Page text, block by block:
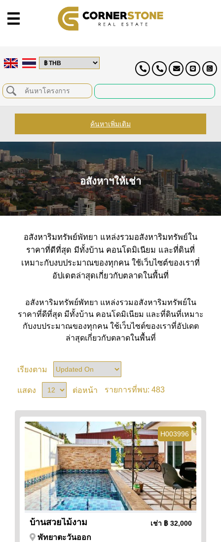
ค้นหาเพิ่มเติม
อสังหาฯให้เช่า
อสังหาริมทรัพย์พัทยา แหล่งรวมอสังหาริมทรัพย์ใน
ราคาที่ดีที่สุด มีทั้งบ้าน คอนโดมิเนียม และที่ดินที่
เหมาะกับงบประมาณของทุกคน ใช้เว็บไซต์ของเราที่
อัปเดตล่าสุดเกี่ยวกับตลาดในพื้นที่
อสังหาริมทรัพย์พัทยา แหล่งรวมอสังหาริมทรัพย์ใน
ราคาที่ดีที่สุด มีทั้งบ้าน คอนโดมิเนียม และที่ดินที่เหมาะ
กับงบประมาณของทุกคน ใช้เว็บไซต์ของเราที่อัปเดต
ล่าสุดเกี่ยวกับตลาดในพื้นที่
เรียงตาม
แสดง ต่อหน้า รายการที่พบ: 483
H003996
บ้านสวยไม้งาม เช่า ฿ 32,000
พัทยาตะวันออก